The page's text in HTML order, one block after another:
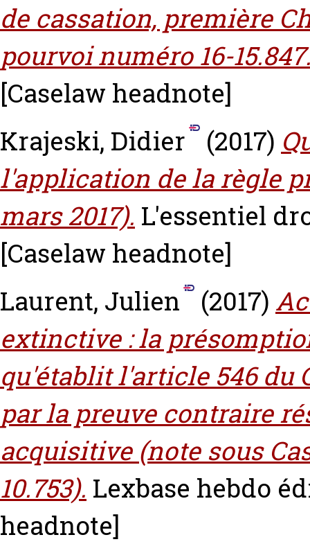
de cassation, première
pourvoi numéro 16-
[Caselaw headnote]
Krajeski, Didier
(2017)
l'application de la règle
mars 2017). L'essentiel
[Caselaw headnote]
Laurent, Julien
(2017)
extinctive : la
qu'établit l'article 546 du
par la preuve contraire
acquisitive (note sous
10.753). Lexbase hebdo
headnote]